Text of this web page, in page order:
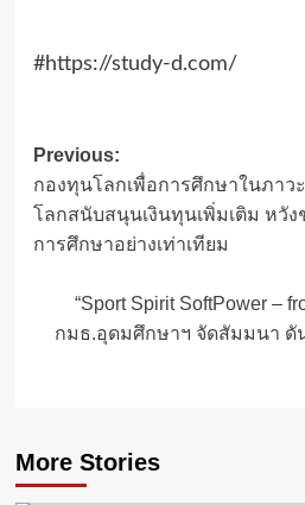
#https://study-d.com/
Post
navigation
Previous:
กองทุนโลกเพื่อการศึกษาในภาว
โลกสนับสนุนเงินทุนเพิ่มเติม หวัง
การศึกษาอย่างเท่าเทียม
“Sport Spirit SoftPower –
กมธ.อุดมศึกษาฯ จัดสัมมนา ดั
More Stories